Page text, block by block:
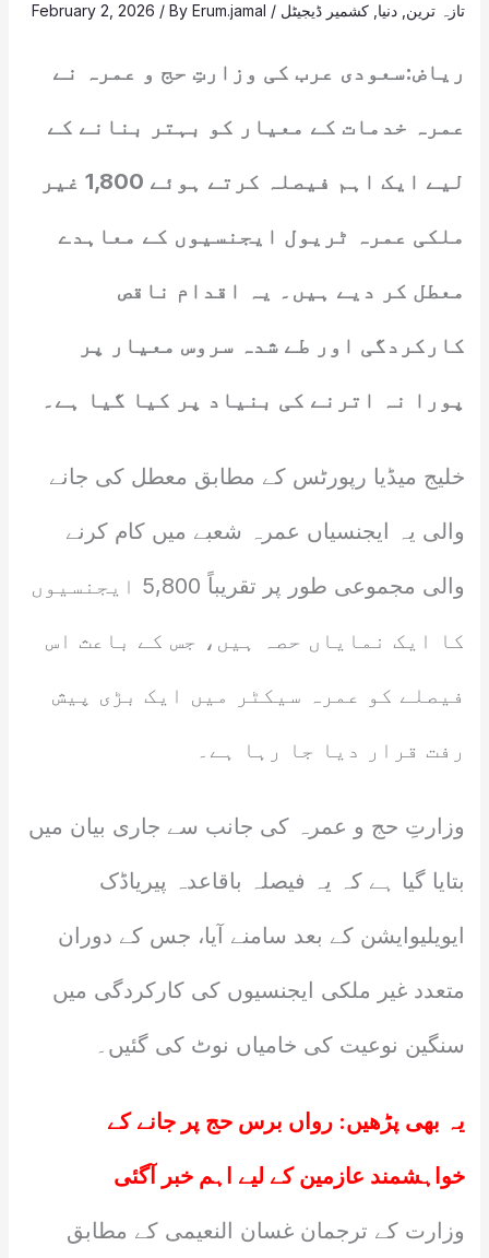
تازہ ترین دنیا کشمیر ڈیجیٹل /
February 2, 2026 / ByErum.jamal
ریاض:سعودی عرب کی وزارتِ حج و عمرہ نے
عمرہ خدمات کے معیار کو بہتر بنانے کے
لیے ایک اہم فیصلہ کرتے ہوئے 1,800 غیر
ملکی عمرہ ٹریول ایجنسیوں کے معاہدے
معطل کر دیے ہیں۔ یہ اقدام ناقص
کارکردگی اور طے شدہ سروس معیار پر
پورا نہ اترنے کی بنیاد پر کیا گیا ہے۔
خلیج میڈیا رپورٹس کے مطابق معطل کی جانے
والی یہ ایجنسیاں عمرہ شعبے میں کام کرنے
والی مجموعی طور پر تقریباً 5,800 ایجنسیوں
کا ایک نمایاں حصہ ہیں، جس کے باعث اس
فیصلے کو عمرہ سیکٹر میں ایک بڑی پیش
رفت قرار دیا جا رہا ہے۔
وزارتِ حج و عمرہ کی جانب سے جاری بیان میں
بتایا گیا ہے کہ یہ فیصلہ باقاعدہ پیریاڈک
ایویلیوایشن کے بعد سامنے آیا، جس کے دوران
متعدد غیر ملکی ایجنسیوں کی کارکردگی میں
سنگین نوعیت کی خامیاں نوٹ کی گئیں۔
یہ بھی پڑھیں: رواں برس حج پر جانے کے
خواہشمند عازمین کے لیے اہم خبر آگئی
وزارت کے ترجمان غسان النعیمی کے مطابق